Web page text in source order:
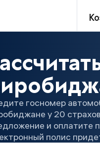
госномер
у 20
и оплатите
полис